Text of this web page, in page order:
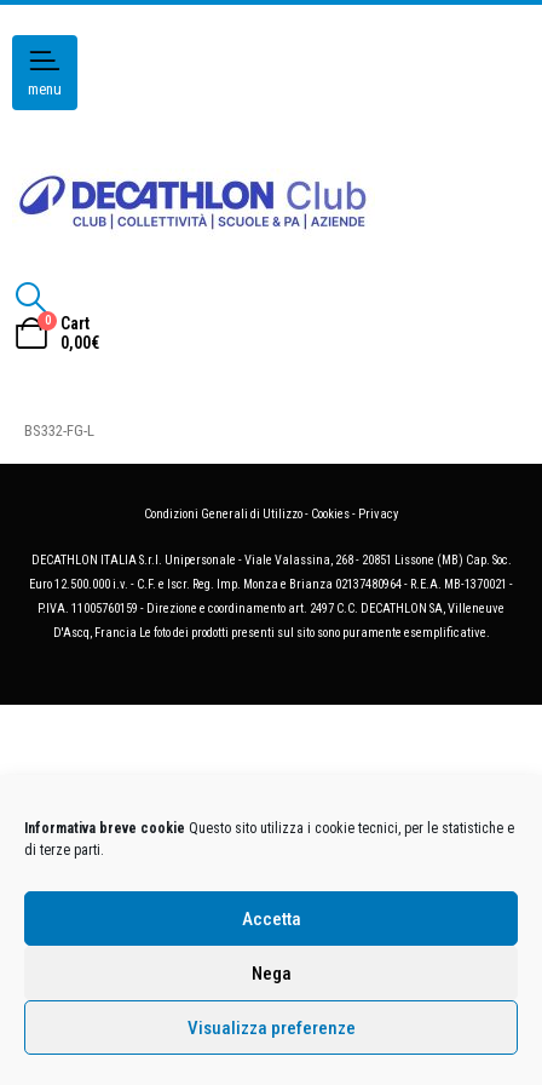
Informativa breve cookie Questo sito utilizza i cookie tecnici, per le statistiche e
di terze parti.
Accetta
Nega
Visualizza preferenze
menu
0
Cart
0,00€
BS332-FG-L
Condizioni Generali di Utilizzo- Cookies- Privacy
DECATHLON ITALIA S.r.l. Unipersonale - Viale Valassina, 268 - 20851 Lissone (MB) Cap. Soc.
Euro 12.500.000 i.v. - C.F. e Iscr. Reg. Imp. Monza e Brianza 02137480964 - R.E.A. MB-1370021 -
P.IVA. 11005760159 - Direzione e coordinamento art. 2497 C.C. DECATHLON SA, Villeneuve
D'Ascq, Francia Le foto dei prodotti presenti sul sito sono puramente esemplificative.